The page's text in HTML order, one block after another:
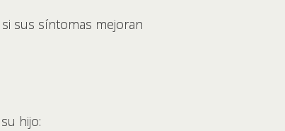
sus síntomas mejoran
hijo: